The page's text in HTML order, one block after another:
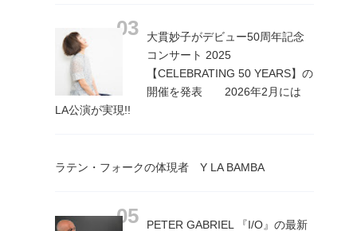
大貫妙子がデビュー50周年記念
コンサート 2025
【CELEBRATING 50 YEARS】の
開催を発表 2026年2月には
LA公演が実現!!
ラテン・フォークの体現者 Y LA BAMBA
PETER GABRIEL 『I/O』の最新